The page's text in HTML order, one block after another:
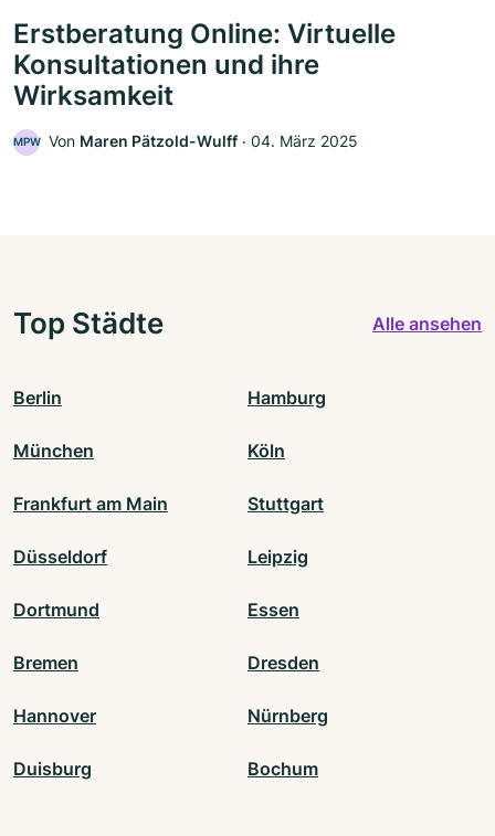
Erstberatung Online: Virtuelle
Konsultationen und ihre
Wirksamkeit
MPW Von Maren Pätzold-Wulff ‧ 04. März 2025
Top Städte Alle ansehen
Berlin Hamburg
München Köln
Frankfurt am Main Stuttgart
Düsseldorf Leipzig
Dortmund Essen
Bremen Dresden
Hannover Nürnberg
Duisburg Bochum